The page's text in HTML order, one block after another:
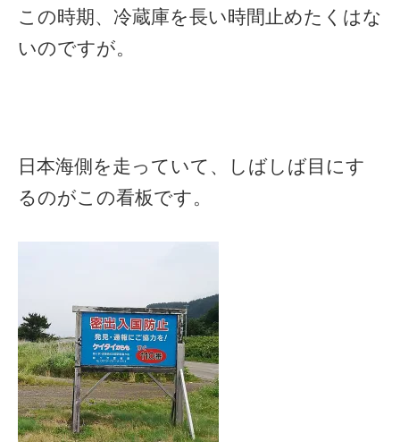
この時期、冷蔵庫を長い時間止めたくはな
いのですが。
日本海側を走っていて、しばしば目にす
るのがこの看板です。